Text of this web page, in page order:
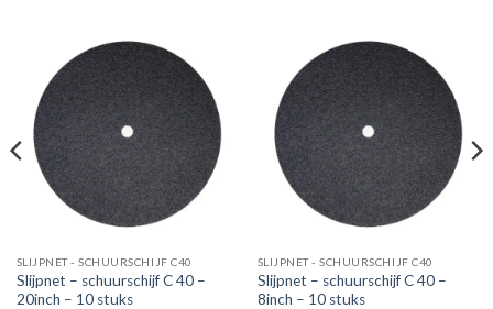
SLIJPNET - SCHUURSCHIJF C40
Slijpnet – schuurschijf C 40 –
20inch – 10 stuks
SLIJPNET - SCHUURSCHIJF C40
Slijpnet – schuurschijf C 40 –
8inch – 10 stuks